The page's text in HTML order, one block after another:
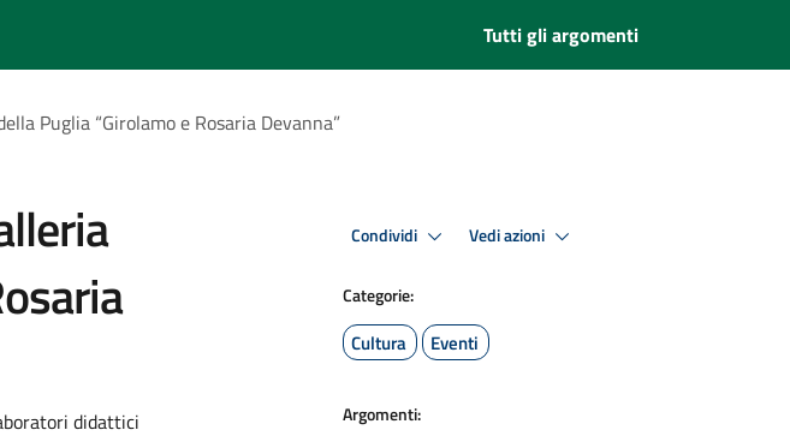
Tutti gli argomenti
Puglia “Girolamo e Rosaria Devanna”
didattici
Condividi Vedi azioni
Categorie:
Cultura Eventi
Argomenti: